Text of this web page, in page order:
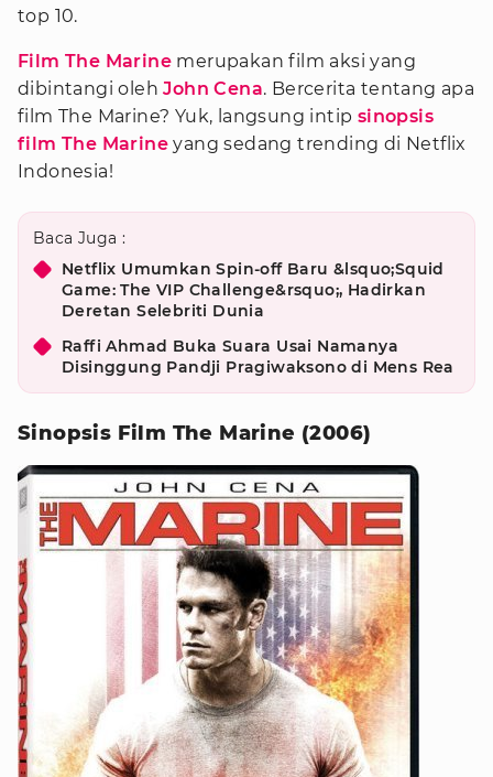
top 10.
Film The Marine merupakan film aksi yang
dibintangi olehJohn Cena. Bercerita tentang apa
film The Marine? Yuk, langsung intip sinopsis
film The Marine yang sedang trending di Netflix
Indonesia!
Baca Juga :
Netflix Umumkan Spin-off Baru &lsquo;Squid
Game: The VIP Challenge&rsquo;, Hadirkan
Deretan Selebriti Dunia
Raffi Ahmad Buka Suara Usai Namanya
Disinggung Pandji Pragiwaksono di Mens Rea
Sinopsis Film The Marine (2006)